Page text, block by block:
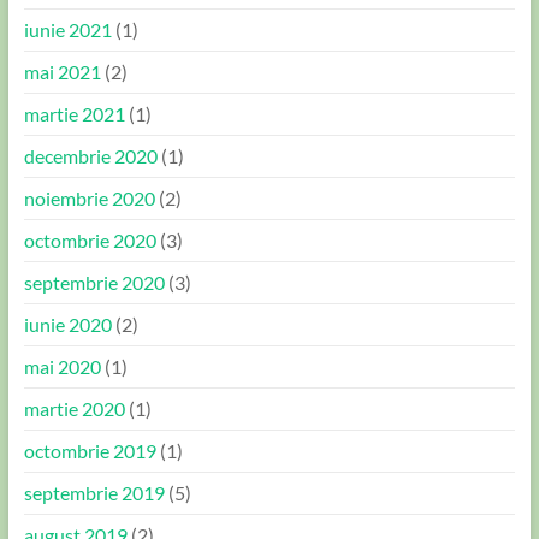
iunie 2021 (1)
mai 2021 (2)
martie 2021 (1)
decembrie 2020(1)
noiembrie 2020(2)
octombrie 2020(3)
septembrie 2020(3)
iunie 2020(2)
mai 2020(1)
martie 2020(1)
octombrie 2019(1)
septembrie 2019(5)